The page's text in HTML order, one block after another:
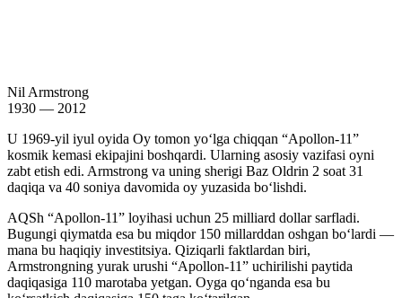
Nil Armstrong
1930 — 2012
U 1969-yil iyul oyida Oy tomon yoʻlga chiqqan “Apollon-11”
kosmik kemasi ekipajini boshqardi. Ularning asosiy vazifasi oyni
zabt etish edi. Armstrong va uning sherigi Baz Oldrin 2 soat 31
daqiqa va 40 soniya davomida oy yuzasida boʻlishdi.
AQSh “Apollon-11” loyihasi uchun 25 milliard dollar sarfladi.
Bugungi qiymatda esa bu miqdor 150 millarddan oshgan boʻlardi —
mana bu haqiqiy investitsiya. Qiziqarli faktlardan biri,
Armstrongning yurak urushi “Apollon-11” uchirilishi paytida
daqiqasiga 110 marotaba yetgan. Oyga qoʻnganda esa bu